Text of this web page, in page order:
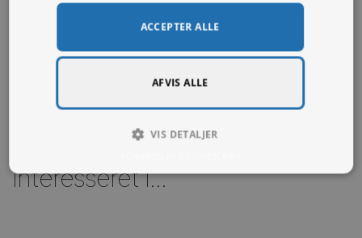
Du kunne også være
interesseret i...
ACCEPTER ALLE
AFVIS ALLE
VIS DETALJER